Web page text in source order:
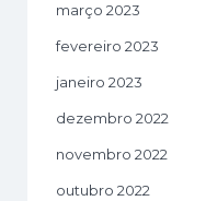
março 2023
fevereiro 2023
janeiro 2023
dezembro 2022
novembro 2022
outubro 2022